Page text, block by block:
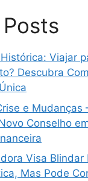
Viajar
Descubra
e Mudanças
Conselho
Visa Blindar
Mas Pode